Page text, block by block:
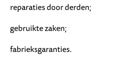
reparaties door derden;
gebruikte zaken;
fabrieksgaranties.